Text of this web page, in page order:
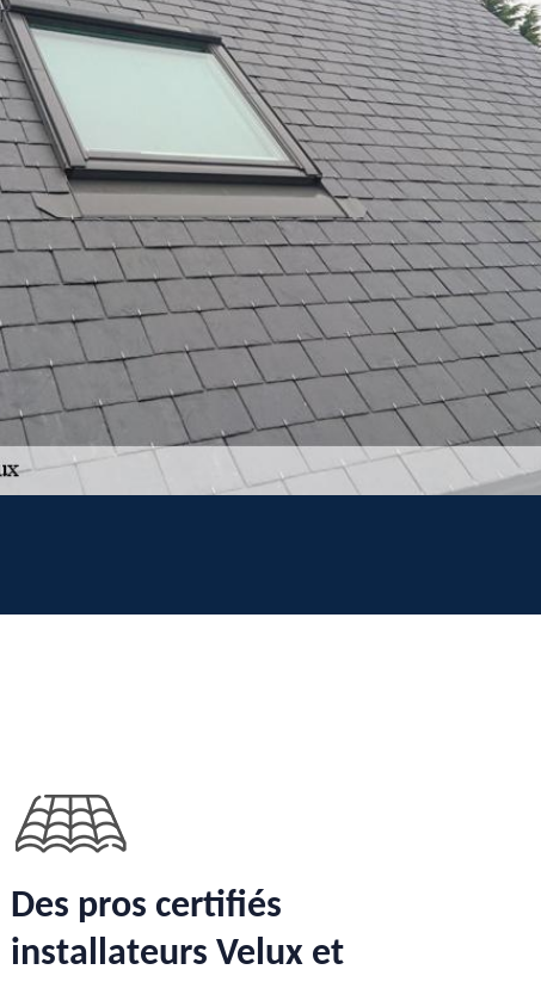
Des pros certifiés
installateurs Velux et